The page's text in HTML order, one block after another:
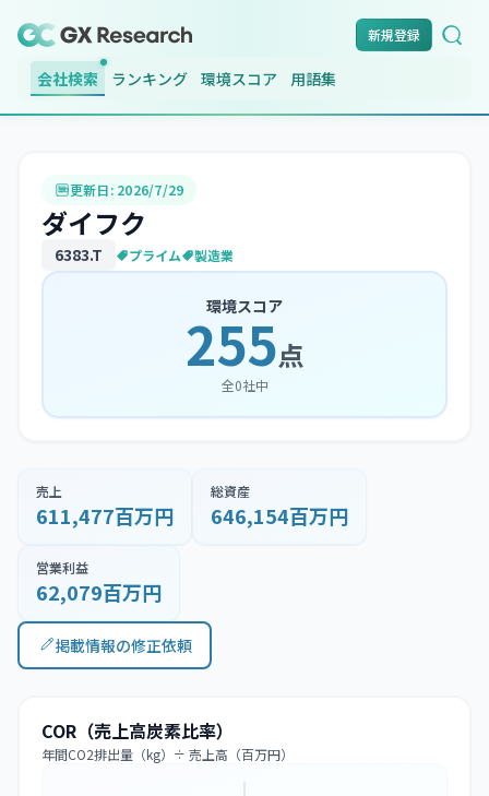
新規登録
会社検索 ランキング 環境スコア 用語集
更新日: 2026/7/29
ダイフク
6383.T プライム 製造業
環境スコア
255点
全0社中
売上
611,477百万円
総資産
646,154百万円
営業利益
62,079百万円
掲載情報の修正依頼
COR（売上高炭素比率）
年間CO2排出量（kg）÷ 売上高（百万円）